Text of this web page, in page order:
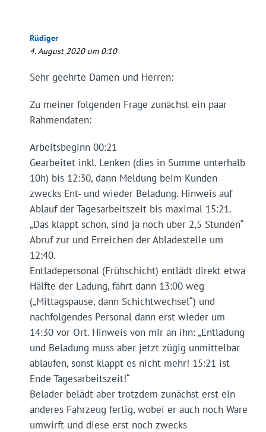
Rüdiger
4. August 2020 um 0:10
Sehr geehrte Damen und Herren:
Zu meiner folgenden Frage zunächst ein paar
Rahmendaten:
Arbeitsbeginn 00:21
Gearbeitet inkl. Lenken (dies in Summe unterhalb
10h) bis 12:30, dann Meldung beim Kunden
zwecks Ent- und wieder Beladung. Hinweis auf
Ablauf der Tagesarbeitszeit bis maximal 15:21.
„Das klappt schon, sind ja noch über 2,5 Stunden“
Abruf zur und Erreichen der Abladestelle um
12:40.
Entladepersonal (Frühschicht) entlädt direkt etwa
Hälfte der Ladung, fährt dann 13:00 weg
(„Mittagspause, dann Schichtwechsel“) und
nachfolgendes Personal dann erst wieder um
14:30 vor Ort. Hinweis von mir an ihn: „Entladung
und Beladung muss aber jetzt zügig unmittelbar
ablaufen, sonst klappt es nicht mehr! 15:21 ist
Ende Tagesarbeitszeit!“
Belader belädt aber trotzdem zunächst erst ein
anderes Fahrzeug fertig, wobei er auch noch Ware
umwirft und diese erst noch zwecks